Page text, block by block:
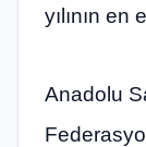
yılının
Anadolu